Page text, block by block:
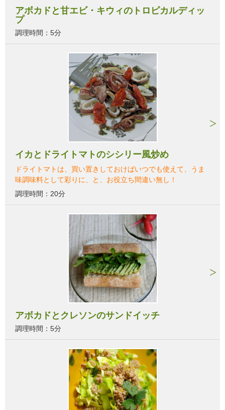
アボカドと甘エビ・キウィのトロピカルディッ
プ
調理時間：5分
イカとドライトマトのシシリー風炒め
ドライトマトは、買い置きしておけばいつでも使えて、うま
味調味料として彩りに、と、お役立ち間違い無し！
調理時間：20分
アボカドとクレソンのサンドイッチ
調理時間：5分